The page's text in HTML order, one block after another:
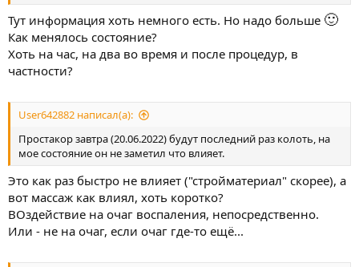
Тут информация хоть немного есть. Но надо больше 🙂
Как менялось состояние?
Хоть на час, на два во время и после процедур, в
частности?
User642882 написал(а):
Простакор завтра (20.06.2022) будут последний раз колоть, на
мое состояние он не заметил что влияет.
Это как раз быстро не влияет ("стройматериал" скорее), а
вот массаж как влиял, хоть коротко?
ВОздействие на очаг воспаления, непосредственно.
Или - не на очаг, если очаг где-то ещё...